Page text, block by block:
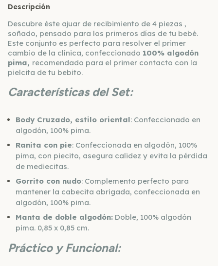
Descripción
Descubre éste ajuar de recibimiento de 4 piezas ,
soñado, pensado para los primeros días de tu bebé.
Este conjunto es perfecto para resolver el primer
cambio de la clínica, confeccionado 100% algodón
pima, recomendado para el primer contacto con la
pielcita de tu bebito.
Características del Set:
Body Cruzado, estilo oriental: Confeccionado en
algodón, 100% pima.
Ranita con pie: Confeccionada en algodón, 100%
pima, con piecito, asegura calidez y evita la pérdida
de mediecitas.
Gorrito con nudo: Complemento perfecto para
mantener la cabecita abrigada, confeccionada en
algodón, 100% pima.
Manta de doble algodón: Doble, 100% algodón
pima. 0,85 x 0,85 cm.
Práctico y Funcional: